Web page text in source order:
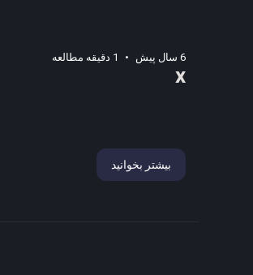
6 سال پیش 1 دقیقه مطالعه
x
بیشتر بخوانید